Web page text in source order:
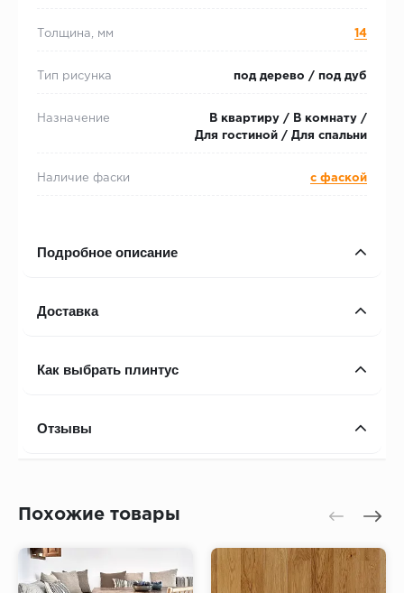
Толщина, мм 14
Тип рисунка под дерево / под дуб
Назначение
В квартиру / В комнату /
Для гостиной / Для спальни
Наличие фаски с фаской
Подробное описание
Доставка
Как выбрать плинтус
Отзывы
Похожие товары